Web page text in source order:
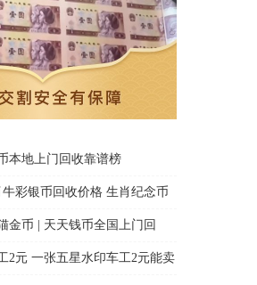
本地上门回收靠谱榜
牛彩银币回收价格 生肖纪念币
金币 | 天天钱币全国上门回
当场结算
2元 一张五星水印车工2元能卖